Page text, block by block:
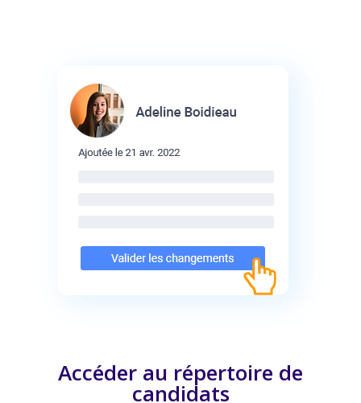
Accéder au répertoire de
candidats